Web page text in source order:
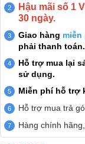
Hậu mãi số 1
30 ngày.
Giao hàng miễn
phải thanh toán.
Hỗ trợ mua lại
sử dụng.
Miễn phí hỗ trợ
Hỗ trợ mua trả
Hàng chính